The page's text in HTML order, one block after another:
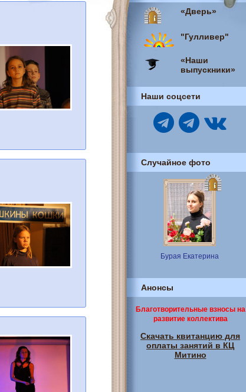
«Дверь»
"Гулливер"
«Наши
выпускники»
Наши соцсети
Случайное фото
Бурая Екатерина
Анонсы
Благотворительные взносы на
развитие коллектива
Скачать квитанцию для
оплаты занятий в КЦ
Митино